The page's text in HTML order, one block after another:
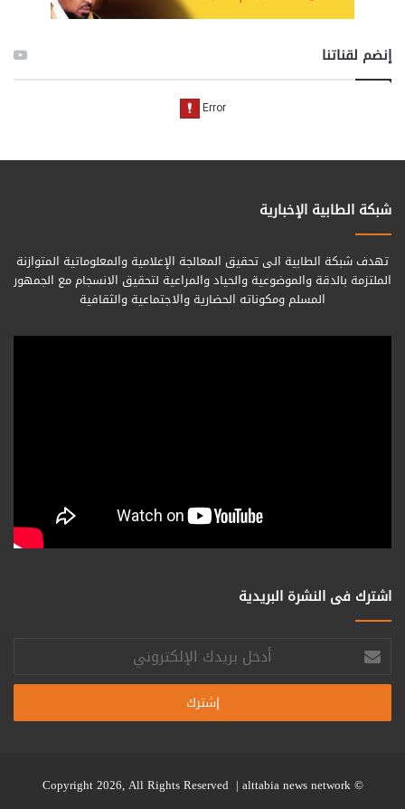
إنضم لقناتنا
شبكة الطابية الإخبارية
تهدف شبكة الطابية الى تحقيق المعالجة الإعلامية والمعلوماتية المتوازنة
الملتزمة بالدقة والموضوعية والحياد والمراعية لتحقيق الانسجام مع الجمهور
المسلم ومكوناته الحضارية والاجتماعية والثقافية
اشترك فى النشرة البريدية
أدخل
بريدك
الإلكتروني
© Copyright 2026, All Rights Reserved |
alttabia news network